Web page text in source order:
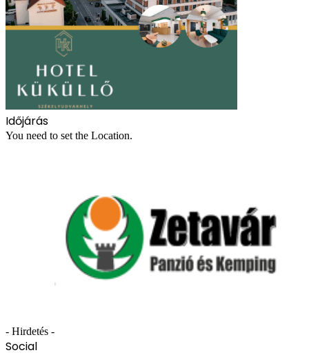
Időjárás
You need to set the Location.
- Hirdetés -
Social